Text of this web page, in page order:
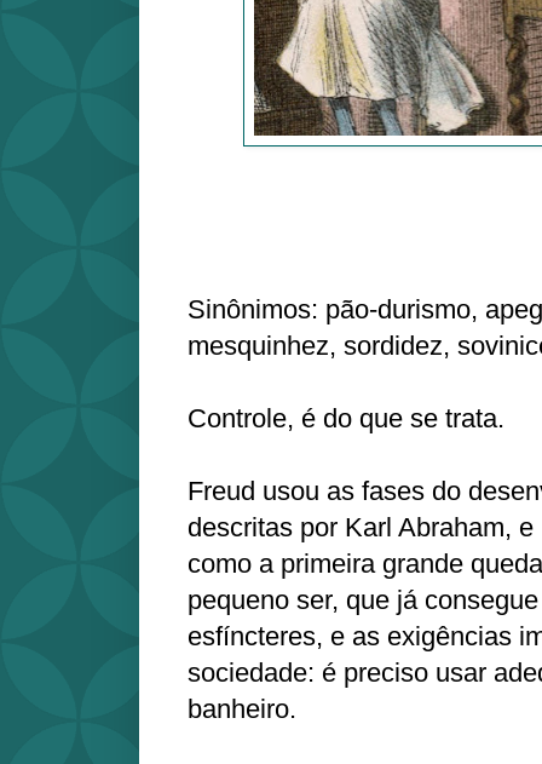
Sinônimos: pão-durismo,
mesquinhez, sordidez,
Controle, é do que se trata.
Freud usou as fases do
descritas por Karl Abraham,
como a primeira grande
pequeno ser, que já
esfíncteres, e as exigências
sociedade: é preciso usar
banheiro.